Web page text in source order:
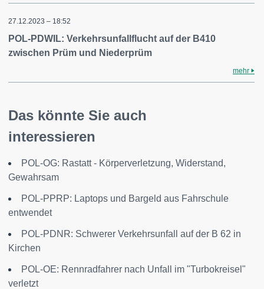
27.12.2023 – 18:52
POL-PDWIL: Verkehrsunfallflucht auf der B410
zwischen Prüm und Niederprüm
mehr
Das könnte Sie auch
interessieren
POL-OG: Rastatt - Körperverletzung, Widerstand,
Gewahrsam
POL-PPRP: Laptops und Bargeld aus Fahrschule
entwendet
POL-PDNR: Schwerer Verkehrsunfall auf der B 62 in
Kirchen
POL-OE: Rennradfahrer nach Unfall im "Turbokreisel"
verletzt